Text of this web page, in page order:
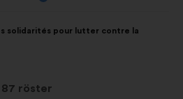
solidarités pour lutter contre la
Det
87 röster